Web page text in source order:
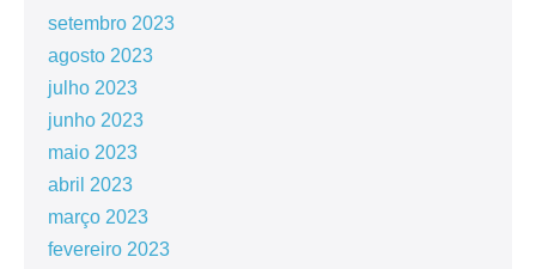
setembro 2023
agosto 2023
julho 2023
junho 2023
maio 2023
abril 2023
março 2023
fevereiro 2023